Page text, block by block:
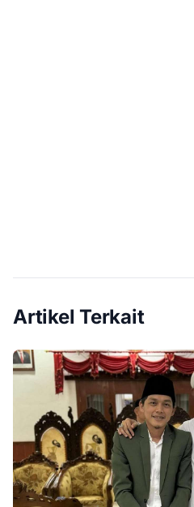
Artikel Terkait